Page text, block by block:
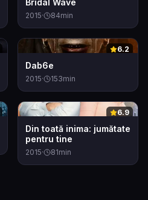
Bridal Wave
2015· 84min
0 6.2
Dab6e
2015· 153min
0 6.9
Din toată inima: jumătate
pentru tine
2015· 81min